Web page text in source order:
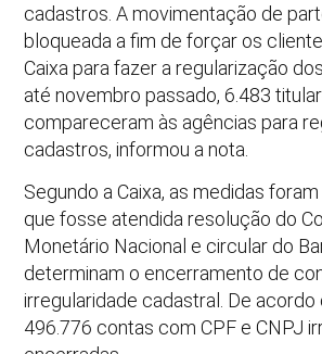
cadastros. A movimentação de
bloqueada a fim de forçar os
Caixa para fazer a regularização
até novembro passado, 6.483
compareceram às agências para
cadastros, informou a nota.
Segundo a Caixa, as medidas
que fosse atendida resolução do
Monetário Nacional e circular do
determinam o encerramento de
irregularidade cadastral. De acordo
496.776 contas com CPF e CNPJ